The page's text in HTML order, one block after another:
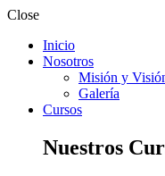
Close
Inicio
Nosotros
Misión y
Galería
Cursos
Nuestros